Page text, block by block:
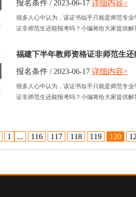
报名条件 / 2023-06-17
很多人心中认为，该证书似乎只能是师范专
证非师范生还能报考吗？小编将给大家提供解
详细内容>
福建下半年教师资格证非师范生还
报名条件 / 2023-06-17
很多人心中认为，该证书似乎只能是师范专
证非师范生还能报考吗？小编将给大家提供解
详细内容>
1 ... 116 117 118 119 120